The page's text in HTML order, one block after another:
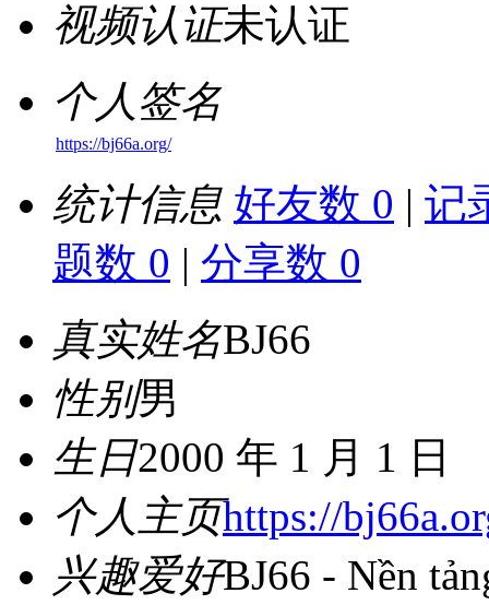
视频认证未认证
个人签名
https://bj66a.org/
统计信息 好友数 0 | 记
题数 0 | 分享数 0
真实姓名BJ66
性别男
生日2000 年 1 月 1 日
个人主页https://
兴趣爱好BJ66 - Nền